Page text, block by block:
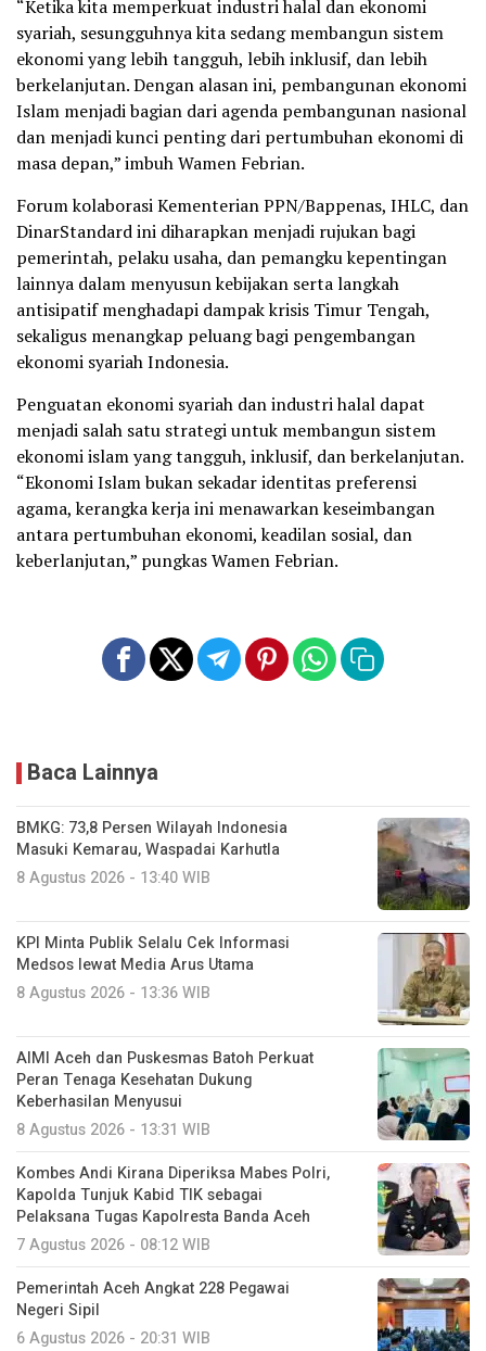
“Ketika kita memperkuat industri halal dan ekonomi
syariah, sesungguhnya kita sedang membangun sistem
ekonomi yang lebih tangguh, lebih inklusif, dan lebih
berkelanjutan. Dengan alasan ini, pembangunan ekonomi
Islam menjadi bagian dari agenda pembangunan nasional
dan menjadi kunci penting dari pertumbuhan ekonomi di
masa depan,” imbuh Wamen Febrian.
Forum kolaborasi Kementerian PPN/Bappenas, IHLC, dan
DinarStandard ini diharapkan menjadi rujukan bagi
pemerintah, pelaku usaha, dan pemangku kepentingan
lainnya dalam menyusun kebijakan serta langkah
antisipatif menghadapi dampak krisis Timur Tengah,
sekaligus menangkap peluang bagi pengembangan
ekonomi syariah Indonesia.
Penguatan ekonomi syariah dan industri halal dapat
menjadi salah satu strategi untuk membangun sistem
ekonomi islam yang tangguh, inklusif, dan berkelanjutan.
“Ekonomi Islam bukan sekadar identitas preferensi
agama, kerangka kerja ini menawarkan keseimbangan
antara pertumbuhan ekonomi, keadilan sosial, dan
keberlanjutan,” pungkas Wamen Febrian.
Baca Lainnya
BMKG: 73,8 Persen Wilayah Indonesia
Masuki Kemarau, Waspadai Karhutla
8 Agustus 2026 - 13:40 WIB
KPI Minta Publik Selalu Cek Informasi
Medsos lewat Media Arus Utama
8 Agustus 2026 - 13:36 WIB
AIMI Aceh dan Puskesmas Batoh Perkuat
Peran Tenaga Kesehatan Dukung
Keberhasilan Menyusui
8 Agustus 2026 - 13:31 WIB
Kombes Andi Kirana Diperiksa Mabes Polri,
Kapolda Tunjuk Kabid TIK sebagai
Pelaksana Tugas Kapolresta Banda Aceh
7 Agustus 2026 - 08:12 WIB
Pemerintah Aceh Angkat 228 Pegawai
Negeri Sipil
6 Agustus 2026 - 20:31 WIB